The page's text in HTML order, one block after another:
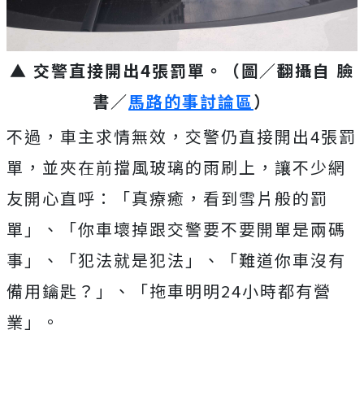
▲ 交警直接開出4張罰單。（圖／翻攝自 臉
書／馬路的事討論區）
不過，車主求情無效，交警仍直接開出4張罰
單，並夾在前擋風玻璃的雨刷上，讓不少網
友開心直呼：「真療癒，看到雪片般的罰
單」、「你車壞掉跟交警要不要開單是兩碼
事」、「犯法就是犯法」、「難道你車沒有
備用鑰匙？」、「拖車明明24小時都有營
業」。